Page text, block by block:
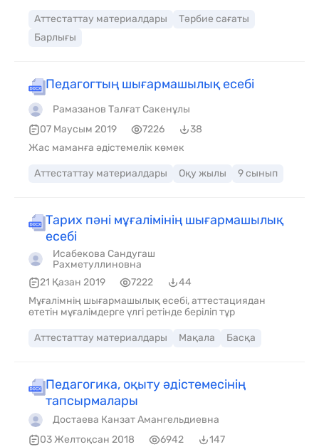
Аттестаттау материалдары
Тәрбие сағаты
Барлығы
Педагогтың шығармашылық есебі
Рамазанов Талғат Сакенұлы
07 Маусым 2019
7226
38
Жас маманға әдістемелік көмек
Аттестаттау материалдары Оқу жылы 9 сынып
Тарих пәні мұғалімінің шығармашылық
есебі
Исабекова Сандугаш
Рахметуллиновна
21 Қазан 2019
7222
44
Мұғалімнің шығармашылық есебі, аттестациядан
өтетін мұғалімдерге үлгі ретінде беріліп тұр
Аттестаттау материалдары Мақала Басқа
Педагогика, оқыту әдістемесінің
тапсырмалары
Достаева Канзат Амангельдиевна
03 Желтоқсан 2018
6942
147